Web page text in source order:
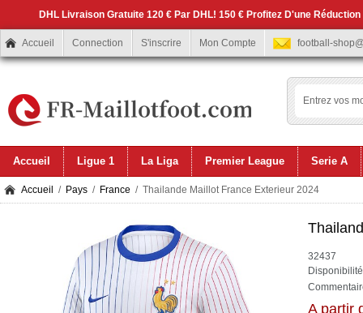
DHL Livraison Gratuite 120 € Par DHL! 150 € Profitez D'une
Accueil Connection S'inscrire Mon Compte football-
Accueil Ligue 1 La Liga Premier League Serie A
Accueil / Pays / France / Thailande Maillot France Exterieur 2024
32437
A partir